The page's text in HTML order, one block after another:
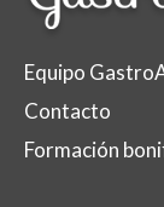
Equipo
Contacto
Formación